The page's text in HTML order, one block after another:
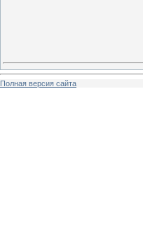
Полная версия сайта